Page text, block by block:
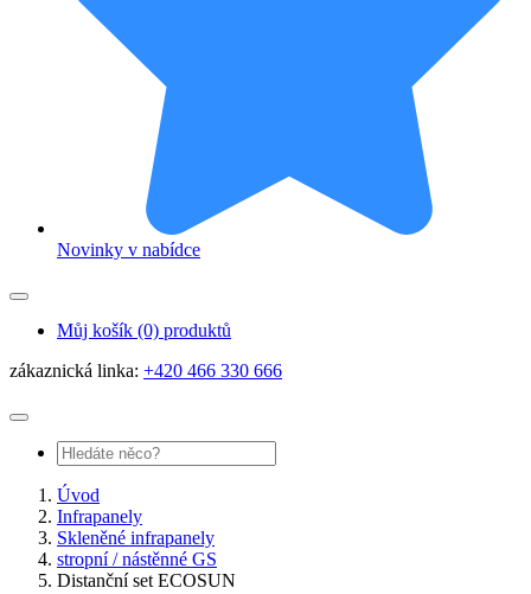
Novinky v nabídce
Můj košík (0) produktů
zákaznická linka: +420 466 330 666
Úvod
Infrapanely
Skleněné infrapanely
stropní / nástěnné GS
Distanční set ECOSUN